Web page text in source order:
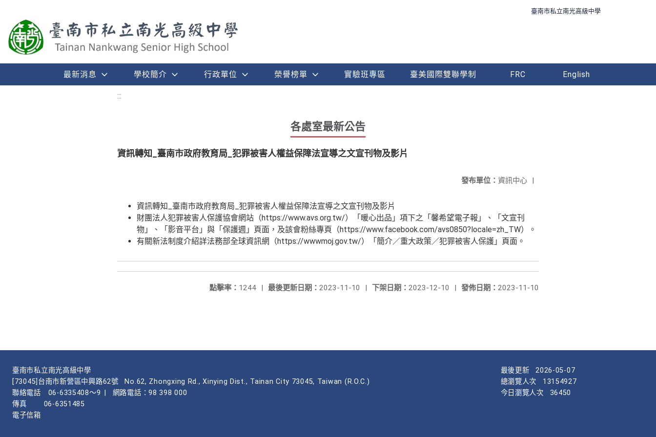
臺南市私立南光高級中學
最新消息 學校簡介 行政單位 榮譽榜單 實驗班專區 臺美國際雙聯學制 FRC English
:::
各處室最新公告
資訊轉知_臺南市政府教育局_犯罪被害人權益保障法宣導之文宣刊物及影片
發布單位： 資訊中心 |
資訊轉知_臺南市政府教育局_犯罪被害人權益保障法宣導之文宣刊物及影片
財團法人犯罪被害人保護協會網站（https://www.avs.org.tw/）「暖心出品」項下之「馨希望電子報」、「文宣刊
物」、「影音平台」與「保護週」頁面，及該會粉絲專頁（https://www.facebook.com/avs0850?locale=zh_TW）。
有關新法制度介紹詳法務部全球資訊網（https://wwwmoj.gov.tw/）「簡介／重大政策／犯罪被害人保護」頁面。
發佈日期： 2023-11-10
下架日期： 2023-12-10 |
最後更新日期： 2023-11-10 |
點擊率： 1244 |
臺南市私立南光高級中學
[73045]台南市新營區中興路62號
No.62, Zhongxing Rd., Xinying Dist., Tainan City 73045, Taiwan (R.O.C.)
聯絡電話
06-6335408～9
網路電話：98 398 000
傳真
06-6351485
電子信箱
最後更新
2026-05-07
總瀏覽人次
13154927
今日瀏覽人次
36450